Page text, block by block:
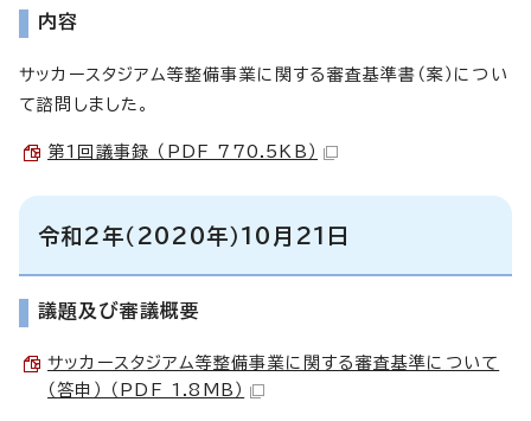
内容
サッカースタジアム等整備事業に関する審査基準書（案）につい
て諮問しました。
第1回議事録 （PDF 770.5KB）
令和2年（2020年）10月21日
議題及び審議概要
サッカースタジアム等整備事業に関する審査基準について
（答申） （PDF 1.8MB）